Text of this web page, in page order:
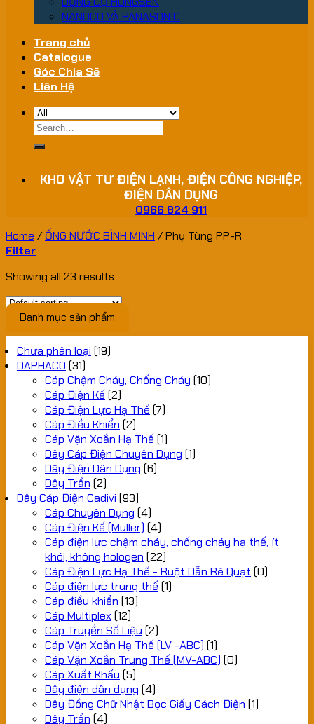
NANOCO VÀ PANASONIC
Trang chủ
Catalogue
Góc Chia Sẽ
Liên Hệ
Search
for:
KHO VẬT TƯ ĐIỆN LẠNH, ĐIỆN CÔNG NGHIỆP,
ĐIỆN DÂN DỤNG
0966 824 911
Home / ỐNG NƯỚC BÌNH MINH /Phụ Tùng PP-R
Filter
Showing all 23 results
Danh mục sản phẩm
Chưa phân loại (19)
DAPHACO (31)
Cáp Chậm Cháy, Chống Cháy (10)
Cáp Điện Kế (2)
Cáp Điện Lực Hạ Thế (7)
Cáp Điều Khiển (2)
Cáp Vặn Xoắn Hạ Thế (1)
Dây Cáp Điện Chuyên Dụng (1)
Dây Điện Dân Dụng (6)
Dây Trần (2)
Dây Cáp Điện Cadivi (93)
Cáp Chuyên Dụng (4)
Cáp Điện Kế (Muller) (4)
Cáp điện lực chậm cháy, chống cháy hạ thế, ít
khói, không hologen (22)
Cáp Điện Lực Hạ Thế - Ruột Dẫn Rẽ Quạt (0)
Cáp điện lực trung thế (1)
Cáp điều khiển (13)
Cáp Multiplex(12)
Cáp Truyền Số Liệu (2)
Cáp Vặn Xoắn Hạ Thế (LV -ABC) (1)
Cáp Vặn Xoắn Trung Thế (MV-ABC) (0)
Cáp Xuất Khẩu (5)
Dây điện dân dụng (4)
Dây Đồng Chữ Nhật Bọc Giấy Cách Điện (1)
Dây Trần (4)